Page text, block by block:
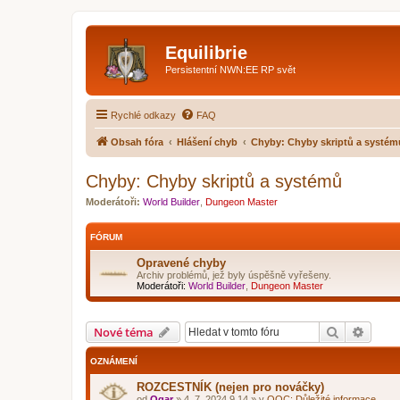
Equilibrie
Persistentní NWN:EE RP svět
Rychlé odkazy FAQ
Obsah fóra Hlášení chyb Chyby: Chyby skriptů a
Chyby: Chyby skriptů a systémů
Moderátoři: World Builder Dungeon Master
FÓRUM
Opravené chyby
Archiv problémů, jež byly úspěšně vyřešeny.
Moderátoři: World Builder Dungeon Master
Nové téma Hledat
OZNÁMENÍ
ROZCESTNÍK (nejen pro nováčky)